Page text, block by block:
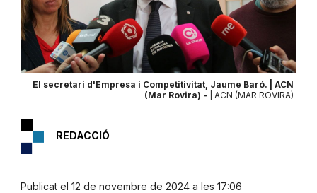
El secretari d'Empresa i Competitivitat, Jaume Baró. | ACN
(Mar Rovira) -
| ACN (MAR ROVIRA)
REDACCIÓ
Publicat el 12 de novembre de 2024 a les 17:06